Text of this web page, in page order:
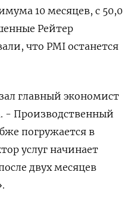
10 месяцев, с 50,0
Рейтер
что PMI останется
главный экономист
- Производственный
погружается в
услуг начинает
двух месяцев